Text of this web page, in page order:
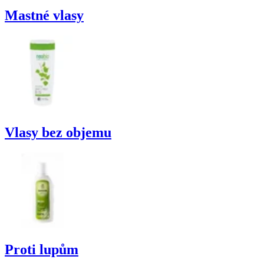
Mastné vlasy
Vlasy bez objemu
Proti lupům